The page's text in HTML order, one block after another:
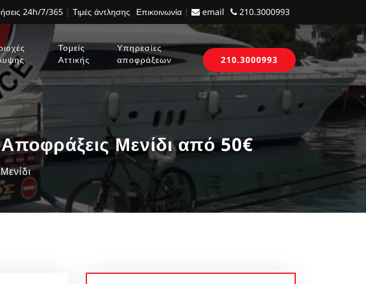
24h/7/365 | Τιμές άντλησης Επικοινωνία | email 210.3000993
Τομείς
Αττικής
Υπηρεσίες
αποφράξεων
210.3000993
Μενίδι από 50€
Μενίδι